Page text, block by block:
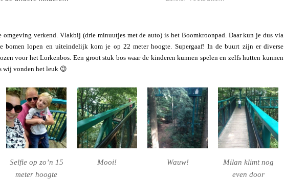
omgeving verkend. Vlakbij (drie minuutjes met de auto) is het Boomkroonpad. Daar kun je dus via
bomen lopen en uiteindelijk kom je op 22 meter hoogte. Supergaaf! In de buurt zijn er diverse
voor het Lorkenbos. Een groot stuk bos waar de kinderen kunnen spelen en zelfs hutten kunnen
wij vonden het leuk 😉
Selfie op zo’n 15
meter hoogte
Mooi! Wauw!
Milan klimt nog
even door